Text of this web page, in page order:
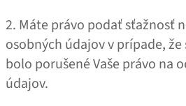
2. Máte právo podať sťažnosť
osobných údajov v prípade,
bolo porušené Vaše právo na
údajov.